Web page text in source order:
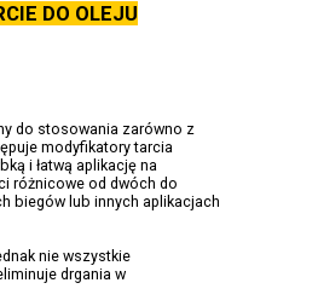
DO OLEJU
do stosowania zarówno z
modyfikatory tarcia
i łatwą aplikację na
różnicowe od dwóch do
biegów lub innych aplikacjach
nie wszystkie
drgania w